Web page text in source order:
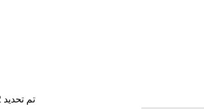
تم تحديد 2 عوامل تصفية